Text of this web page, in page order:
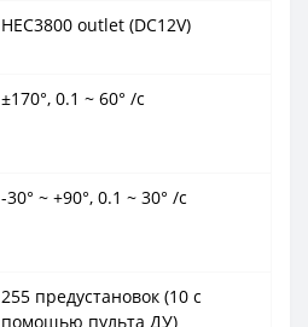
HEC3800 outlet (DC12V)
±170°, 0.1 ~ 60° /с
-30° ~ +90°, 0.1 ~ 30° /с
255 предустановок (10 c
помощью пульта ДУ)